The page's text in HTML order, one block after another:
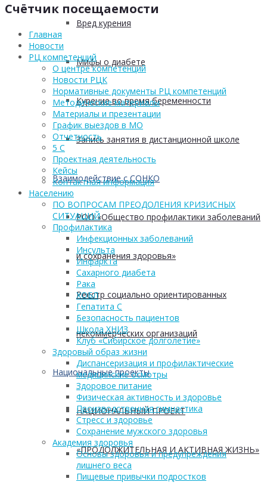
Вред курения
Мифы о диабете
Курение во время беременности
Запись занятия в дистанционной школе
Взаимодействие с СОНКО
РОО «Общество профилактики заболеваний
и сохранения здоровья»
Реестр социально ориентированных
некоммерческих организаций
Национальные проекты
НАЦИОНАЛЬНЫЙ ПРОЕКТ
«ПРОДОЛЖИТЕЛЬНАЯ И АКТИВНАЯ ЖИЗНЬ»
Счётчик посещаемости
Главная
Новости
РЦ компетенций
О центре компетенций
Новости РЦК
Нормативные документы РЦ компетенций
Методические материалы
Материалы и презентации
График выездов в МО
Отчетность
5 С
Проектная деятельность
Кейсы
Контактная информация
Населению
ПО ВОПРОСАМ ПРЕОДОЛЕНИЯ КРИЗИСНЫХ
СИТУАЦИЙ
Профилактика
Инфекционных заболеваний
Инсульта
Инфаркта
Сахарного диабета
Рака
ХОБЛ
Гепатита С
Безопасность пациентов
Школа ХНИЗ
Клуб «Сибирское долголетие»
Здоровый образ жизни
Диспансеризация и профилактические
медицинские осмотры
Здоровое питание
Физическая активность и здоровье
Производственная гимнастика
Стресс и здоровье
Сохранение мужского здоровья
Академия здоровья
Основы здоровья и предупреждения
лишнего веса
Пищевые привычки подростков